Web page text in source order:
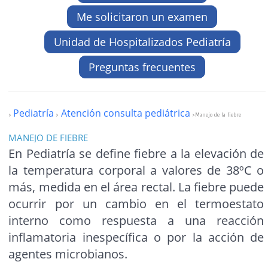
Me solicitaron un examen
Unidad de Hospitalizados Pediatría
Preguntas frecuentes
> Pediatría > Atención consulta pediátrica >Manejo de la fiebre
MANEJO DE FIEBRE
En Pediatría se define fiebre a la elevación de
la temperatura corporal a valores de 38ºC o
más, medida en el área rectal. La fiebre puede
ocurrir por un cambio en el termoestato
interno como respuesta a una reacción
inflamatoria inespecífica o por la acción de
agentes microbianos.